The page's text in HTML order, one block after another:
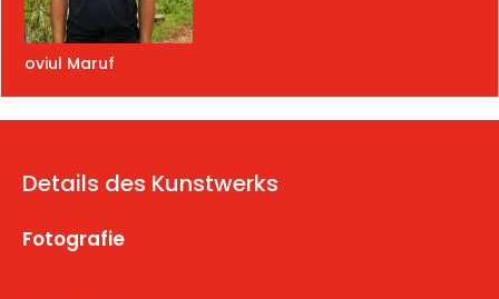
oviul Maruf
Details des Kunstwerks
Fotografie